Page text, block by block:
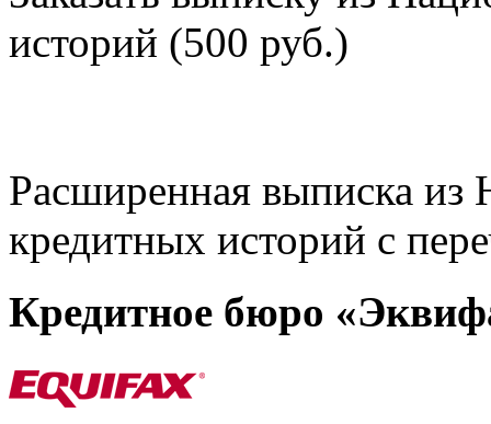
историй (500 руб.)
Расширенная выписка из
кредитных историй с
Кредитное бюро